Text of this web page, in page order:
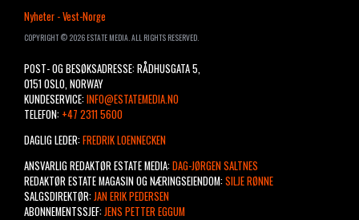
ESTATE
VEST
Nyheter - Vest-Norge
COPYRIGHT © 2026 ESTATE MEDIA. ALL RIGHTS RESERVED.
POST- OG BESØKSADRESSE: RÅDHUSGATA 5,
0151 OSLO, NORWAY
KUNDESERVICE: INFO@ESTATEMEDIA.NO
TELEFON: +47 2311 5600
DAGLIG LEDER: FREDRIK LOENNECKEN
ANSVARLIG REDAKTØR ESTATE MEDIA: DAG-JØRGEN SALTNES
REDAKTØR ESTATE MAGASIN OG NÆRINGSEIENDOM: SILJE RØNNE
SALGSDIREKTØR: JAN ERIK PEDERSEN
ABONNEMENTSSJEF: JENS PETTER EGGUM